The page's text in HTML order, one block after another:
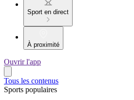
Sport en direct
À proximité
Ouvrir l'app
Tous les contenus
Sports populaires